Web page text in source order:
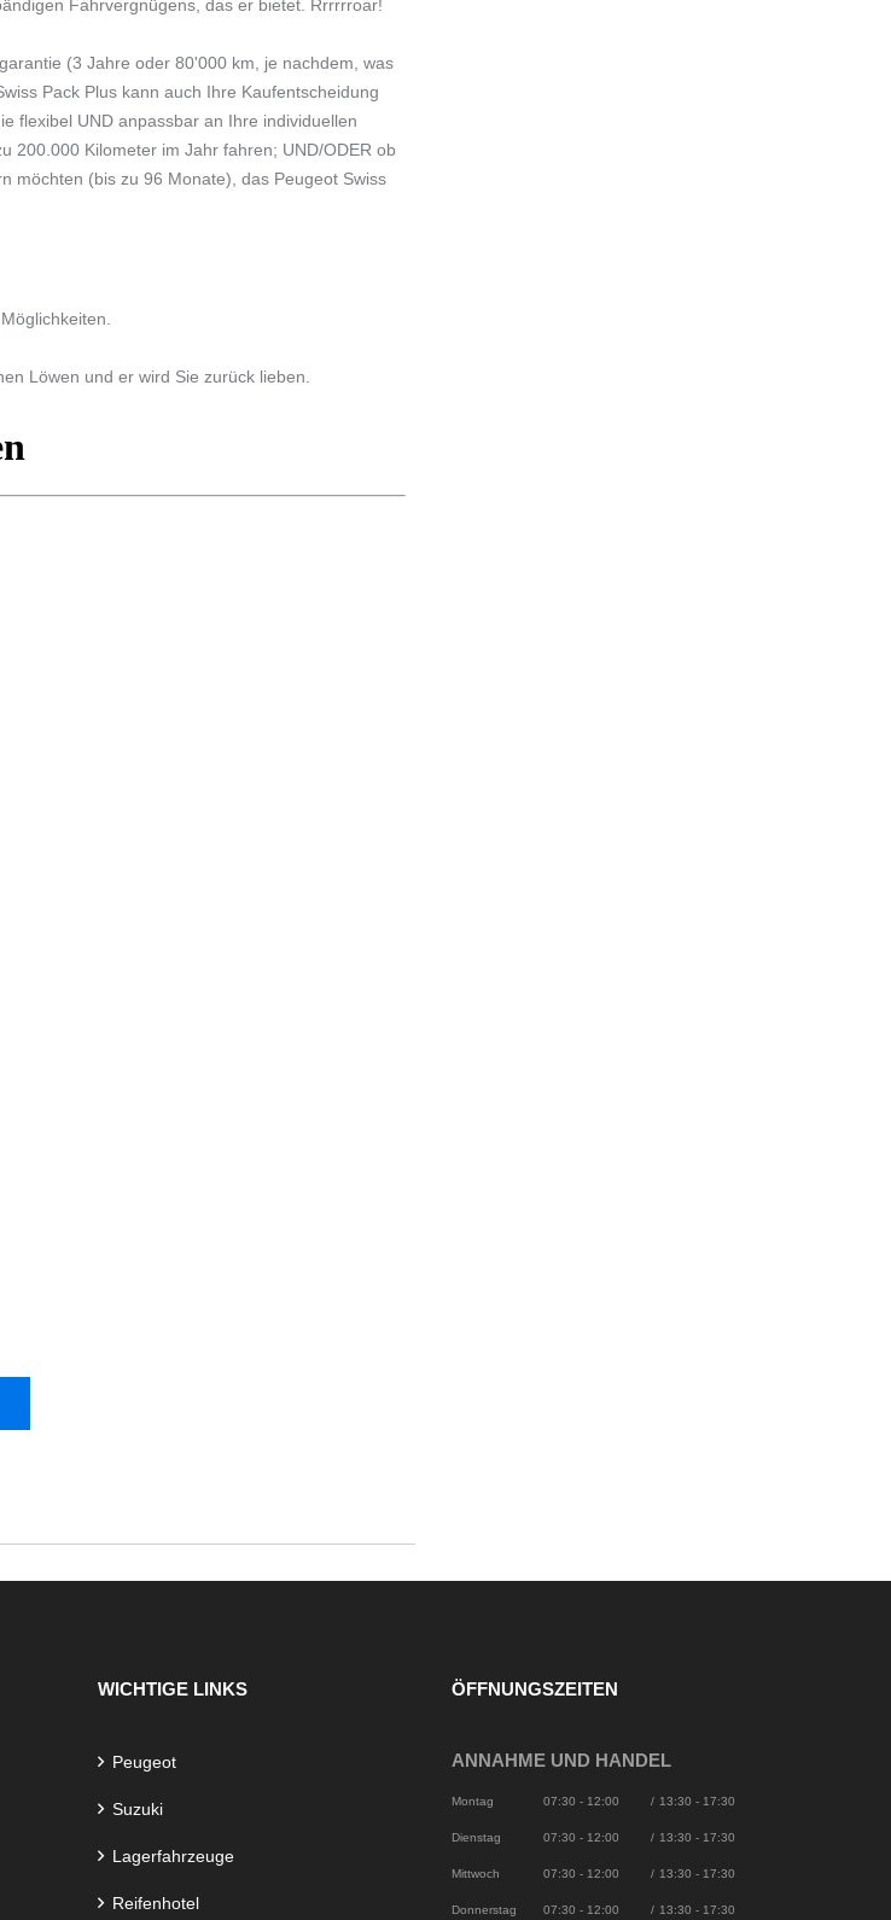
Fahrvergnügens, das er bietet. Rrrrrroar!
(3 Jahre oder 80'000 km, je nachdem, was
Pack Plus kann auch Ihre Kaufentscheidung
flexibel UND anpassbar an Ihre individuellen
200.000 Kilometer im Jahr fahren; UND/ODER ob
möchten (bis zu 96 Monate), das Peugeot Swiss
Löwen und er wird Sie zurück lieben.
WICHTIGE LINKS
Peugeot
Suzuki
Lagerfahrzeuge
Reifenhotel
ÖFFNUNGSZEITEN
ANNAHME UND HANDEL
Montag 07:30 - 12:00 / 13:30 - 17:30
Dienstag 07:30 - 12:00 / 13:30 - 17:30
Mittwoch 07:30 - 12:00 / 13:30 - 17:30
Donnerstag 07:30 - 12:00 / 13:30 - 17:30